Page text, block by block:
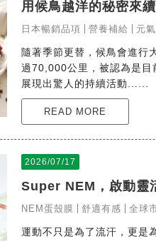
用候鳥越洋的秘密來
日本暢銷品項 營養補給 元
隨著季節更替，候鳥會進行
過70,000公里，被認為是目
展現出驚人的持續活動......
READ MORE
2026/07/17
Super NEM，啟動靈
NEM蛋殼膜 舒適有感 全球
運動不只是為了流汗，更是